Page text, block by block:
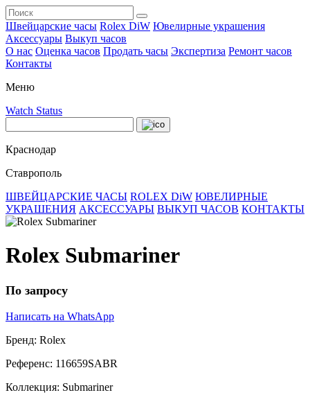
Швейцарские часы Rolex DiW Ювелирные украшения
Аксессуары Выкуп часов
О нас Оценка часов Продать часы Экспертиза Ремонт часов
Контакты
Меню
Watch Status
Краснодар
Ставрополь
ШВЕЙЦАРСКИЕ ЧАСЫ ROLEX DiW ЮВЕЛИРНЫЕ
УКРАШЕНИЯ АКСЕССУАРЫ ВЫКУП ЧАСОВ КОНТАКТЫ
Rolex Submariner
По запросу
Написать на WhatsApp
Бренд: Rolex
Референс: 116659SABR
Коллекция: Submariner